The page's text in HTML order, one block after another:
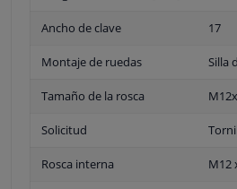
Ancho de clave 17
Montaje de ruedas Silla
Tamaño de la rosca
Solicitud
Rosca interna M12